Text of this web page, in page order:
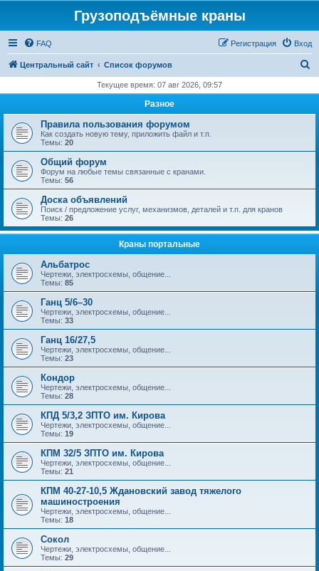
Грузоподъёмные краны
FAQ Вход
Регистрация
Центральный сайт Список форумов
с
Текущее время: 07 авг 2026, 09:57
Разное
Правила пользования форумом
Как создать новую тему, приложить файл и т.п.
Темы: 20
Общий форум
Форум на любые темы связанные с кранами.
Темы: 56
Доска объявлений
Поиск / предложение услуг, механизмов, деталей и т.п. для кранов
Темы: 26
Краны портальные
Альбатрос
Чертежи, электросхемы, общение...
Темы: 85
Ганц 5/6–30
Чертежи, электросхемы, общение...
Темы: 33
Ганц 16/27,5
Чертежи, электросхемы, общение...
Темы: 23
Кондор
Чертежи, электросхемы, общение...
Темы: 28
КПД 5/3,2 ЗПТО им. Кирова
Чертежи, электросхемы, общение...
Темы: 19
КПМ 32/5 ЗПТО им. Кирова
Чертежи, электросхемы, общение...
Темы: 21
КПМ 40-27-10,5 Ждановский завод тяжелого
машиностроения
Чертежи, электросхемы, общение...
Темы: 18
Сокол
Чертежи, электросхемы, общение...
Темы: 29